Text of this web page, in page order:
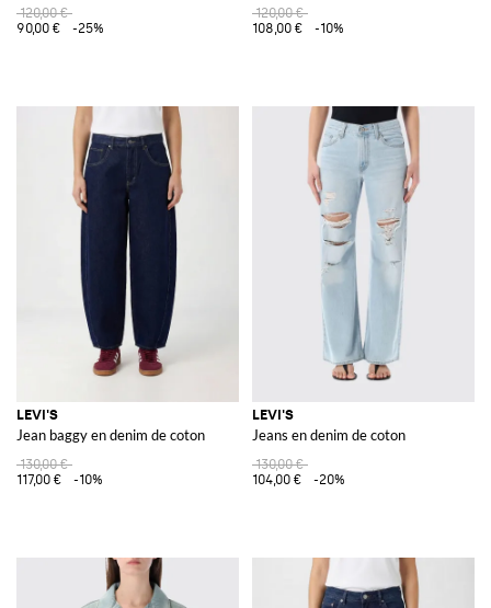
120,00 €
90,00 €
-25%
120,00 €
108,00 €
-10%
LEVI'S
Jean baggy en denim de coton
130,00 €
117,00 €
-10%
LEVI'S
Jeans en denim de coton
130,00 €
104,00 €
-20%